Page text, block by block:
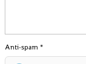
Anti-spam